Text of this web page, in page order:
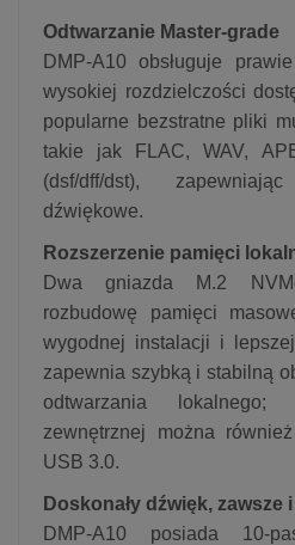
Odtwarzanie Master-grade
DMP-A10 obsługuje
wysokiej rozdzielczości
popularne bezstratne pliki
takie jak FLAC, WAV,
(dsf/dff/dst),
dźwiękowe.
Rozszerzenie pamięci
Dwa gniazda M.2
rozbudowę pamięci
wygodnej instalacji i
zapewnia szybką i stabilną
odtwarzania lokalnego;
zewnętrznej można
USB 3.0.
Doskonały dźwięk, zawsze
DMP-A10 posiada 10-